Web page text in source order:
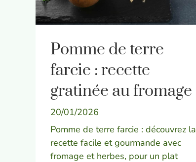
Pomme de terre
farcie : recette
gratinée au fromage
20/01/2026
Pomme de terre farcie : découvrez la
recette facile et gourmande avec
fromage et herbes, pour un plat